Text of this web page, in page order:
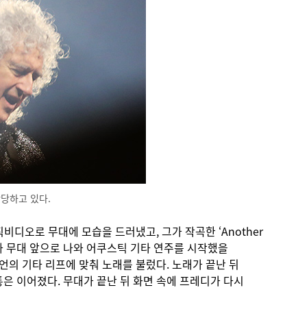
하고 있다.
디오로 무대에 모습을 드러냈고, 그가 작곡한 ‘Another
대 앞으로 나와 어쿠스틱 기타 연주를 시작했을
기타 리프에 맞춰 노래를 불렀다. 노래가 끝난 뒤
이어졌다. 무대가 끝난 뒤 화면 속에 프레디가 다시